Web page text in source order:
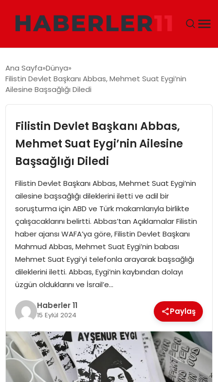
DÜNYA
TEKNOLOJI
EĞITIM
MAGAZIN
SPOR
YAŞAM
Ana Sayfa Dünya
Filistin Devlet Başkanı Abbas, Mehmet Suat Eygi’nin
Ailesine Başsağlığı Diledi
Filistin Devlet Başkanı Abbas,
Mehmet Suat Eygi’nin Ailesine
Başsağlığı Diledi
Filistin Devlet Başkanı Abbas, Mehmet Suat Eygi’nin
ailesine başsağlığı dileklerini iletti ve adil bir
soruşturma için ABD ve Türk makamlarıyla birlikte
çalışacaklarını belirtti. Abbas’tan Açıklamalar Filistin
haber ajansı WAFA’ya göre, Filistin Devlet Başkanı
Mahmud Abbas, Mehmet Suat Eygi’nin babası
Mehmet Suat Eygi’yi telefonla arayarak başsağlığı
dileklerini iletti. Abbas, Eygi’nin kaybından dolayı
üzgün olduklarını ve İsrail’e…
Haberler 11
15 Eylül 2024 Paylaş